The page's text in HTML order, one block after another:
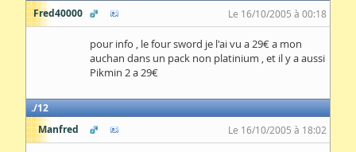
Fred40000
Le 16/10/2005 à 00:18
pour info , le four sword je l'ai vu a 29€ a mon
auchan dans un pack non platinium , et il y a aussi
Pikmin 2 a 29€
12
Manfred
Le 16/10/2005 à 18:02